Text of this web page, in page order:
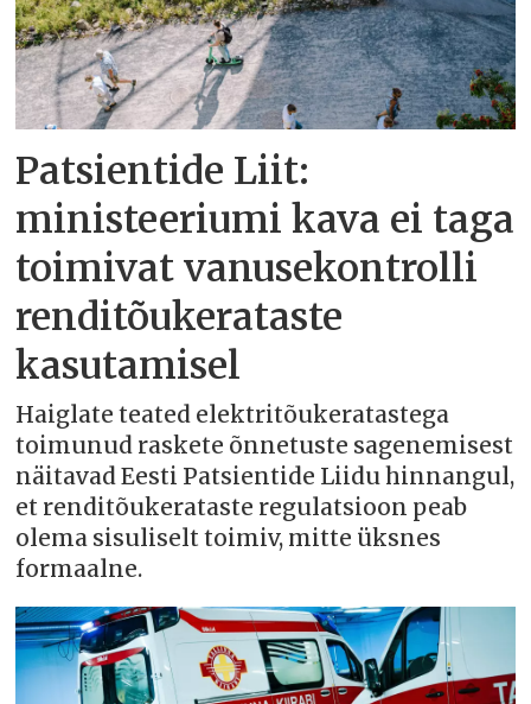
Patsientide Liit:
ministeeriumi kava ei taga
toimivat vanusekontrolli
renditõukerataste
kasutamisel
Haiglate teated elektritõukeratastega
toimunud raskete õnnetuste sagenemisest
näitavad Eesti Patsientide Liidu hinnangul,
et renditõukerataste regulatsioon peab
olema sisuliselt toimiv, mitte üksnes
formaalne.